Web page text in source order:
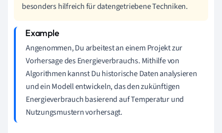
besonders hilfreich für datengetriebene Techniken.
Angenommen, Du arbeitest an einem Projekt zur
Vorhersage des Energieverbrauchs. Mithilfe von
Algorithmen kannst Du historische Daten analysieren
und ein Modell entwickeln, das den zukünftigen
Energieverbrauch basierend auf Temperatur und
Nutzungsmustern vorhersagt.